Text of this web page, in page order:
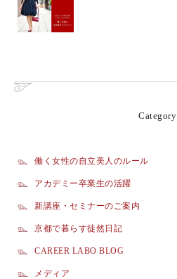
Category
働く女性の自立美人のルール
アカデミー卒業生の活躍
新講座・セミナーのご案内
京都で暮らす徒然日記
CAREER LABO BLOG
メディア